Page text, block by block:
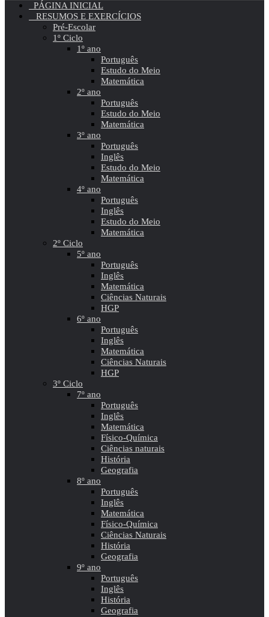
PÁGINA INICIAL
RESUMOS E EXERCÍCIOS
Pré-Escolar
1º Ciclo
1º ano
Português
Estudo do Meio
Matemática
2º ano
Português
Estudo do Meio
Matemática
3º ano
Português
Inglês
Estudo do Meio
Matemática
4º ano
Português
Inglês
Estudo do Meio
Matemática
2º Ciclo
5º ano
Português
Inglês
Matemática
Ciências Naturais
HGP
6º ano
Português
Inglês
Matemática
Ciências Naturais
HGP
3º Ciclo
7º ano
Português
Inglês
Matemática
Físico-Química
Ciências naturais
História
Geografia
8º ano
Português
Inglês
Matemática
Físico-Química
Ciências Naturais
História
Geografia
9º ano
Português
Inglês
História
Geografia